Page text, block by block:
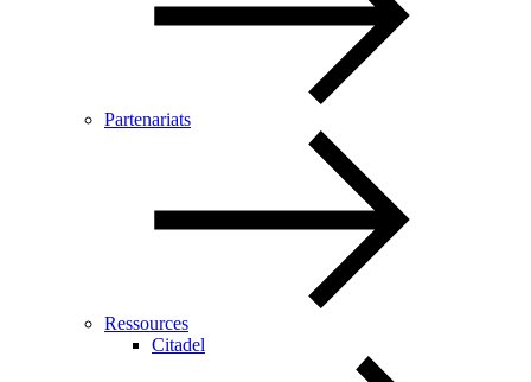
Partenariats
Ressources
Citadel